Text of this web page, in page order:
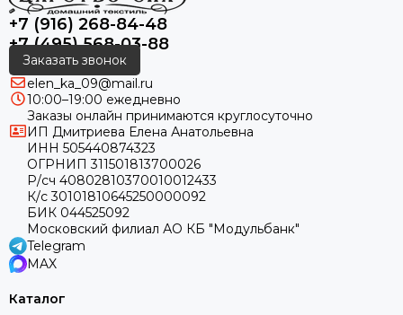
+7 (916) 268-84-48
+7 (495) 568-03-88
Заказать звонок
elen_ka_09@mail.ru
10:00–19:00 ежедневно
Заказы онлайн принимаются круглосуточно
ИП Дмитриева Елена Анатольевна
ИНН 505440874323
ОГРНИП 311501813700026
Р/сч 40802810370010012433
К/с 30101810645250000092
БИК 044525092
Московский филиал АО КБ "Модульбанк"
Telegram
MAX
Каталог